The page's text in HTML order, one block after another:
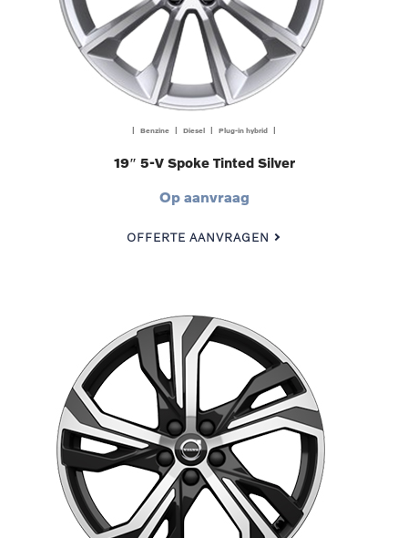
| Benzine | Diesel | Plug-in hybrid |
19″ 5-V Spoke Tinted Silver
Op aanvraag
OFFERTE AANVRAGEN